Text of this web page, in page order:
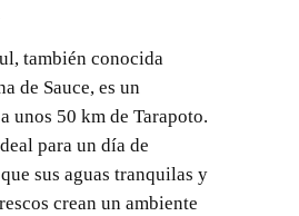
también conocida
de Sauce, es un
unos 50 km de Tarapoto.
para un día de
sus aguas tranquilas y
crean un ambiente